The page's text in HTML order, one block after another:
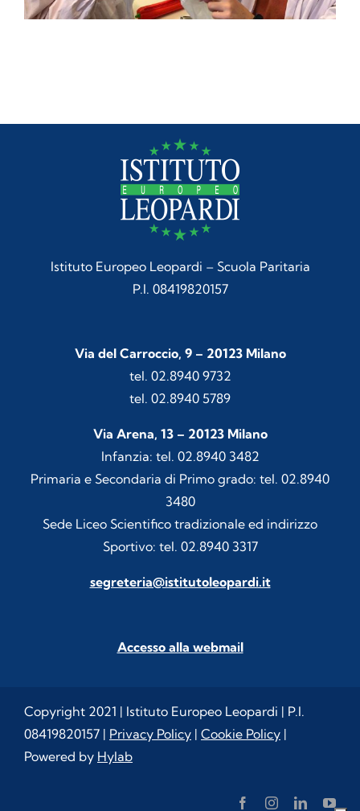
Istituto Europeo Leopardi – Scuola Paritaria
P.I. 08419820157
Via del Carroccio, 9 – 20123 Milano
tel. 02.8940 9732
tel. 02.8940 5789
Via Arena, 13 – 20123 Milano
Infanzia: tel. 02.8940 3482
Primaria e Secondaria di Primo grado: tel. 02.8940
3480
Sede Liceo Scientifico tradizionale ed indirizzo
Sportivo: tel. 02.8940 3317
segreteria@istitutoleopardi.it
Accesso alla webmail
Copyright 2021 | Istituto Europeo Leopardi | P.I.
08419820157 | Privacy Policy| Cookie Policy|
Powered by Hylab